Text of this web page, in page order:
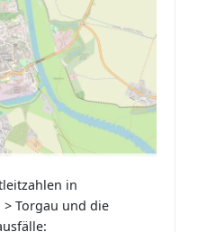
in
> Torgau und die